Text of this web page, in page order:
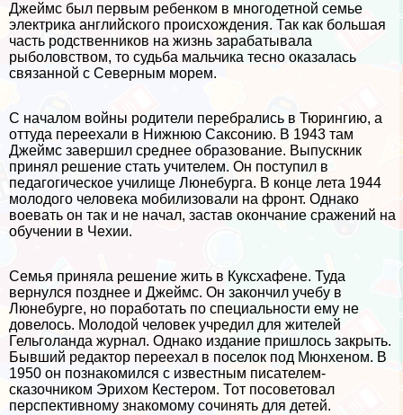
Джеймс был первым ребенком в многодетной семье
электрика английского происхождения. Так как большая
часть родственников на жизнь заpaбатывала
рыболовством, то судьба мальчика тесно оказалась
связанной с Северным морем.
С началом войны родители перебрались в Тюрингию, а
оттуда переехали в Нижнюю Саксонию. В 1943 там
Джеймс завершил среднее образование. Выпускник
принял решение стать учителем. Он поступил в
педагогическое училище Люнебурга. В конце лета 1944
молодого человека мобилизовали на фронт. Однако
воевать он так и не начал, застав окончание сражений на
обучении в Чехии.
Семья приняла решение жить в Куксхафене. Туда
вернулся позднее и Джеймс. Он закончил учебу в
Люнебурге, но поработать по специальности ему не
довелось. Молодой человек учредил для жителей
Гельголанда журнал. Однако издание пришлось закрыть.
Бывший редактор переехал в поселок под Мюнхеном. В
1950 он познакомился с известным писателем-
сказочником Эрихом Кестером. Тот посоветовал
перспективному знакомому сочинять для детей.